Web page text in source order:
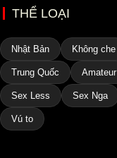
THỂ LOẠI
Nhật Bản Không che
Trung Quốc Amateur
Sex Less Sex Nga
Vú to